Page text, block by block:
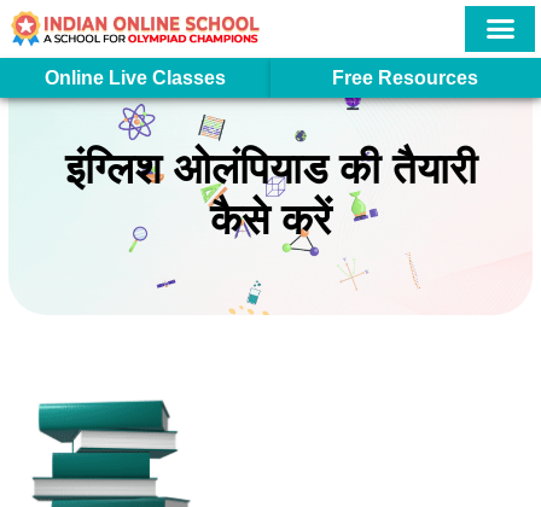
Skip
to
contentOnline Live Classes Free Resources
इंग्लिश ओलंपियाड की तैयारी
कैसे करें